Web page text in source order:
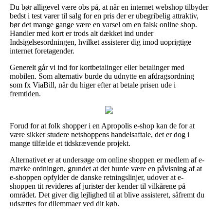
Du bør alligevel være obs på, at når en internet webshop tilbyder
bedst i test varer til salg for en pris der er ubegribelig attraktiv,
bør det mange gange være en varsel om en falsk online shop.
Handler med kort er trods alt dækket ind under
Indsigelsesordningen, hvilket assisterer dig imod uoprigtige
internet foretagender.
Generelt går vi ind for kortbetalinger eller betalinger med
mobilen. Som alternativ burde du udnytte en afdragsordning
som fx ViaBill, når du higer efter at betale prisen ude i
fremtiden.
Forud for at folk shopper i en Apropolis e-shop kan de for at
være sikker studere netshoppens handelsaftale, det er dog i
mange tilfælde et tidskrævende projekt.
Alternativet er at undersøge om online shoppen er medlem af e-
mærke ordningen, grundet at det burde være en påvisning af at
e-shoppen opfylder de danske retningslinjer, udover at e-
shoppen tit revideres af jurister der kender til vilkårene på
området. Det giver dig lejlighed til at blive assisteret, såfremt du
udsættes for dilemmaer ved dit køb.